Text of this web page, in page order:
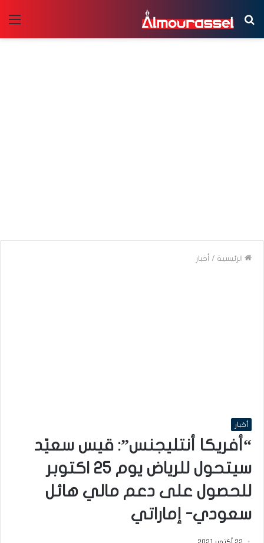
بحث
عن
الرئيسية / أخبار
أخبار
“أفريكا أنتليجنس”: قيس سعيّد
سيتحول للرياض يوم 25 اكتوبر
للحصول على دعم مالي هائل
سعودي- إماراتي